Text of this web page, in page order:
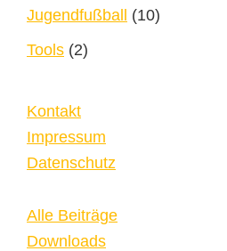
Jugendfußball (10)
Tools (2)
Kontakt
Impressum
Datenschutz
Alle Beiträge
Downloads